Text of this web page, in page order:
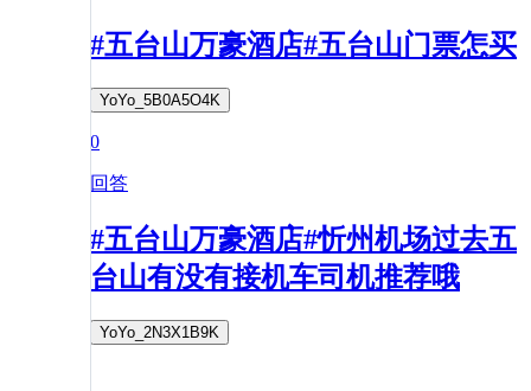
#五台山万豪酒店#五台山门票怎买
YoYo_5B0A5O4K
0
回答
#五台山万豪酒店#忻州机场过去五
台山有没有接机车司机推荐哦
YoYo_2N3X1B9K